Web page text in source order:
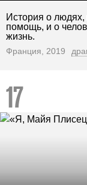
История о
помощь, и о
жизнь.
Франция, 2019